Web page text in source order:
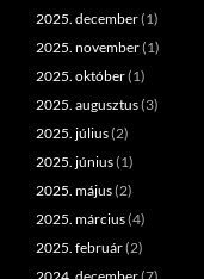
2025. december(1)
2025. november(1)
2025. október(1)
2025. augusztus(3)
2025. július(2)
2025. június(1)
2025. május(2)
2025. március(4)
2025. február(2)